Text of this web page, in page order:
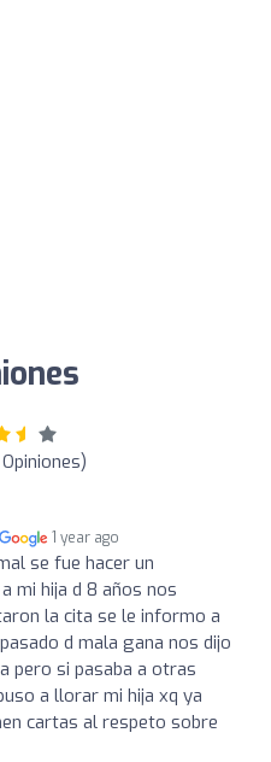
1 year ago
se fue hacer un
mi hija d 8 años nos
la cita se le informo a
d mala gana nos dijo
pero si pasaba a otras
a llorar mi hija xq ya
cartas al respeto sobre